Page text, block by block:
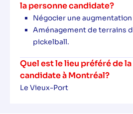
la personne candidate?
Négocier une
Aménagement de terrains
pickelball.
Quel est le lieu préféré de
candidate à Montréal?
Le Vieux-Port